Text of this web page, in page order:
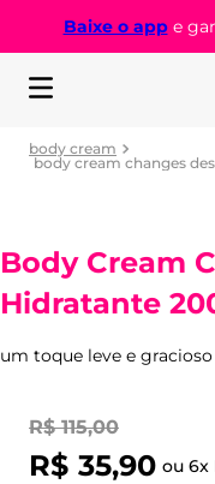
Baixe o appe
body cream
Body Cream
Hidratante
um toque leve e
R$ 115,00
R$ 35,90 ou 6x